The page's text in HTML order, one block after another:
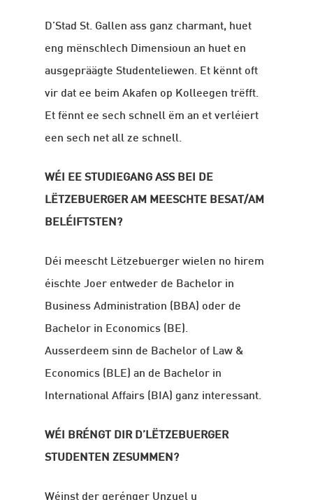
D’Stad St. Gallen ass ganz charmant, huet
eng mënschlech Dimensioun an huet en
ausgepräägte Studenteliewen. Et kënnt oft
vir dat ee beim Akafen op Kolleegen trëfft.
Et fënnt ee sech schnell ëm an et verléiert
een sech net all ze schnell.
WÉI EE STUDIEGANG ASS BEI DE
LËTZEBUERGER AM MEESCHTE BESAT/AM
BELÉIFTSTEN?
Déi meescht Lëtzebuerger wielen no hirem
éischte Joer entweder de Bachelor in
Business Administration (BBA) oder de
Bachelor in Economics (BE).
Ausserdeem sinn de Bachelor of Law &
Economics (BLE) an de Bachelor in
International Affairs (BIA) ganz interessant.
WÉI BRÉNGT DIR D’LËTZEBUERGER
STUDENTEN ZESUMMEN?
Wéinst der gerénger Unzuel u